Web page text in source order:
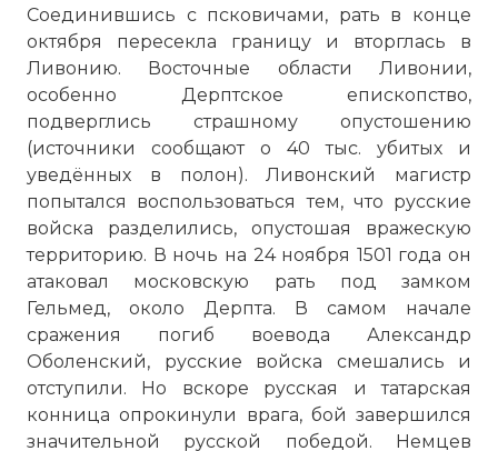
Соединившись с псковичами, рать в конце
октября пересекла границу и вторглась в
Ливонию. Восточные области Ливонии,
особенно Дерптское епископство,
подверглись страшному опустошению
(источники сообщают о 40 тыс. убитых и
уведённых в полон). Ливонский магистр
попытался воспользоваться тем, что русские
войска разделились, опустошая вражескую
территорию. В ночь на 24 ноября 1501 года он
атаковал московскую рать под замком
Гельмед, около Дерпта. В самом начале
сражения погиб воевода Александр
Оболенский, русские войска смешались и
отступили. Но вскоре русская и татарская
конница опрокинули врага, бой завершился
значительной русской победой. Немцев